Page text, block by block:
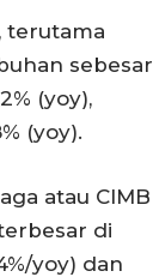
terutama
sebesar
(yoy),
(yoy).
atau CIMB
di
yoy) dan